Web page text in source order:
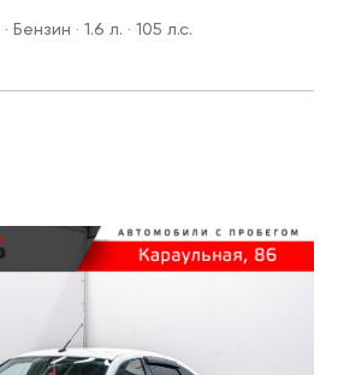
· 1.6 л. · 105 л.с.